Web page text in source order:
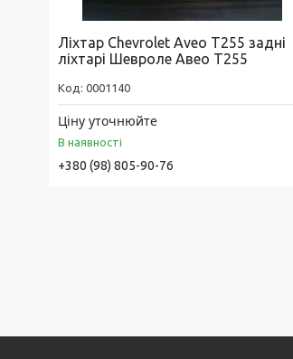
Ліхтар Chevrolet Aveo T255 задні
ліхтарі Шевроле Авео Т255
0001140
Ціну уточнюйте
В наявності
+380 (98) 805-90-76